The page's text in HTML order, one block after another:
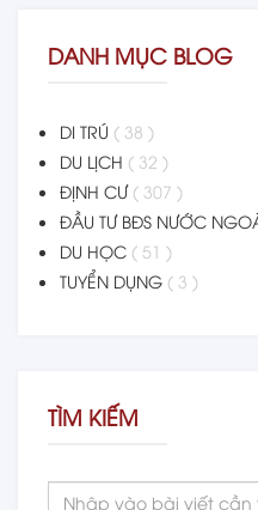
DANH MỤC BLOG
DI TRÚ ( 38 )
DU LỊCH ( 32 )
ĐỊNH CƯ ( 307 )
ĐẦU TƯ BĐS NƯỚC
DU HỌC ( 51 )
TUYỂN DỤNG ( 3 )
TÌM KIẾM